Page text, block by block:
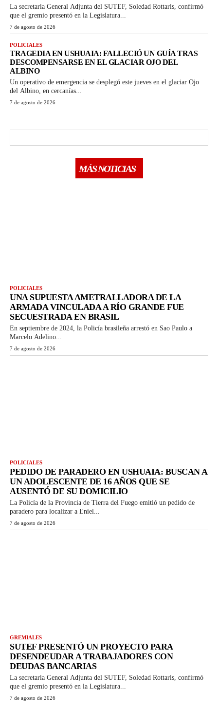
La secretaria General Adjunta del SUTEF, Soledad Rottaris, confirmó
que el gremio presentó en la Legislatura...
7 de agosto de 2026
POLICIALES
TRAGEDIA EN USHUAIA: FALLECIÓ UN GUÍA TRAS
DESCOMPENSARSE EN EL GLACIAR OJO DEL
ALBINO
Un operativo de emergencia se desplegó este jueves en el glaciar Ojo
del Albino, en cercanías...
7 de agosto de 2026
MÁS NOTICIAS
POLICIALES
UNA SUPUESTA AMETRALLADORA DE LA
ARMADA VINCULADA A RÍO GRANDE FUE
SECUESTRADA EN BRASIL
En septiembre de 2024, la Policía brasileña arrestó en Sao Paulo a
Marcelo Adelino...
7 de agosto de 2026
POLICIALES
PEDIDO DE PARADERO EN USHUAIA: BUSCAN A
UN ADOLESCENTE DE 16 AÑOS QUE SE
AUSENTÓ DE SU DOMICILIO
La Policía de la Provincia de Tierra del Fuego emitió un pedido de
paradero para localizar a Eniel...
7 de agosto de 2026
GREMIALES
SUTEF PRESENTÓ UN PROYECTO PARA
DESENDEUDAR A TRABAJADORES CON
DEUDAS BANCARIAS
La secretaria General Adjunta del SUTEF, Soledad Rottaris, confirmó
que el gremio presentó en la Legislatura...
7 de agosto de 2026